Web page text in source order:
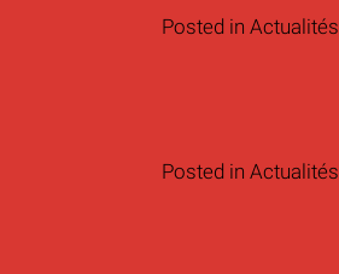
Posted inActualités
Posted inActualités